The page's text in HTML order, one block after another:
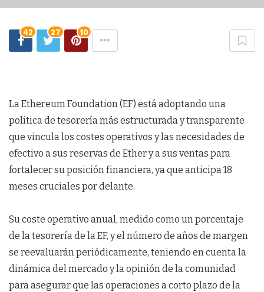
42 27 10
La Ethereum Foundation (EF) está adoptando una
política de tesorería más estructurada y transparente
que vincula los costes operativos y las necesidades de
efectivo a sus reservas de Ether y a sus ventas para
fortalecer su posición financiera, ya que anticipa 18
meses cruciales por delante.
Su coste operativo anual, medido como un porcentaje
de la tesorería de la EF, y el número de años de margen
se reevaluarán periódicamente, teniendo en cuenta la
dinámica del mercado y la opinión de la comunidad
para asegurar que las operaciones a corto plazo de la